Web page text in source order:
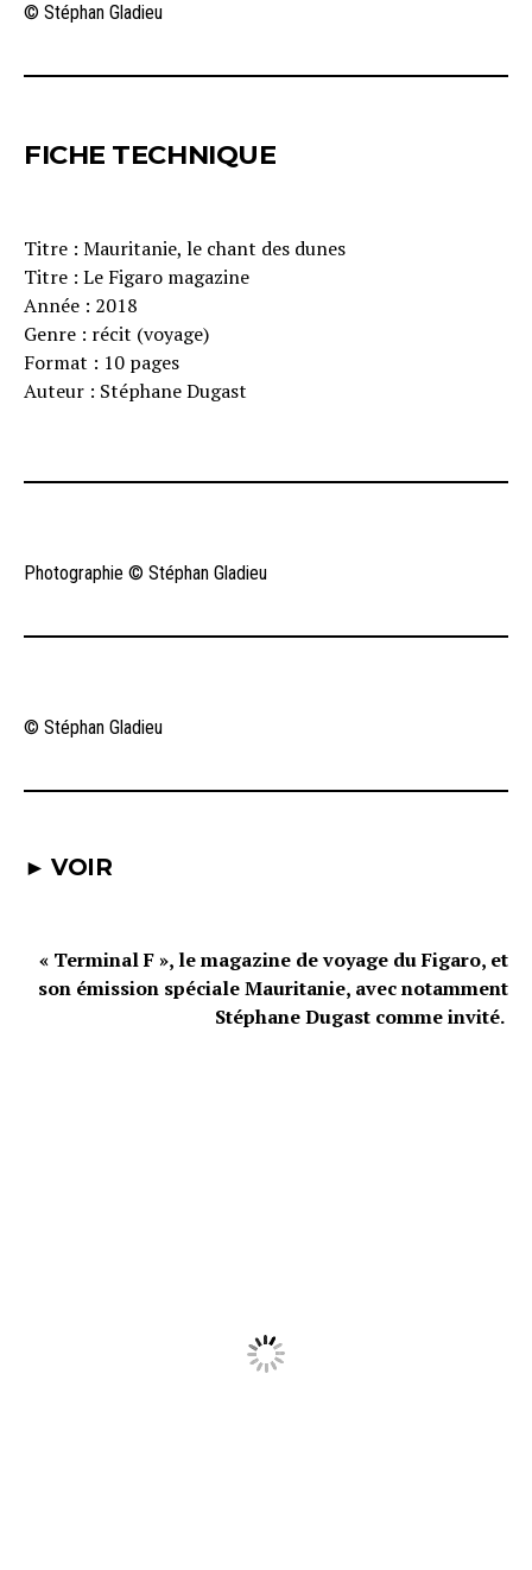
© Stéphan Gladieu
FICHE TECHNIQUE
Titre : Mauritanie, le chant des dunes
Titre : Le Figaro magazine
Année : 2018
Genre : récit (voyage)
Format : 10 pages
Auteur : Stéphane Dugast
Photographie © Stéphan Gladieu
© Stéphan Gladieu
► VOIR
« Terminal F », le magazine de voyage du Figaro, et
son émission spéciale Mauritanie, avec notamment
Stéphane Dugast comme invité.